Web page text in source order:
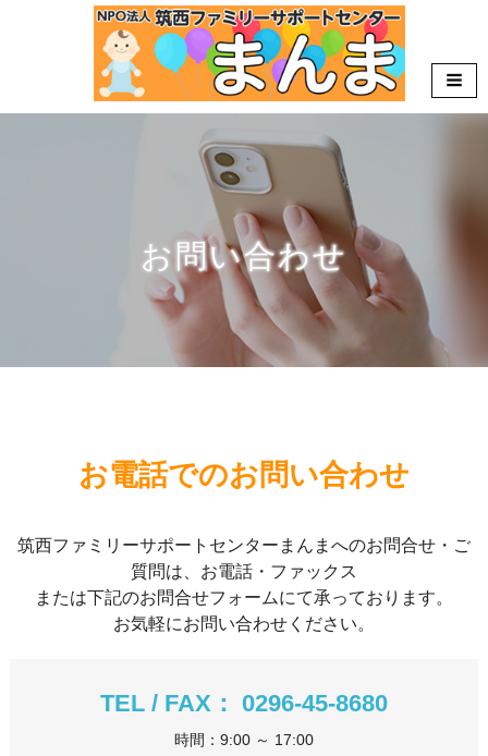
お問い合わせ
お電話でのお問い合わせ
筑西ファミリーサポートセンターまんまへのお問合せ・ご
質問は、お電話・ファックス
または下記のお問合せフォームにて承っております。
お気軽にお問い合わせください。
TEL / FAX： 0296-45-8680
時間：9:00 ～ 17:00